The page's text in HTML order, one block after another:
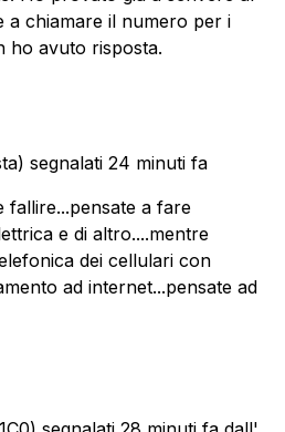
chiamare il numero per i
ho avuto risposta.
segnalati 24 minuti fa
fallire...pensate a fare
e di altro....mentre
dei cellulari con
ad internet...pensate ad